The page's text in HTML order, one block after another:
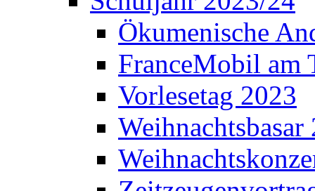
Ökumenische
FranceMobil am
Vorlesetag 2023
Weihnachtsbasar